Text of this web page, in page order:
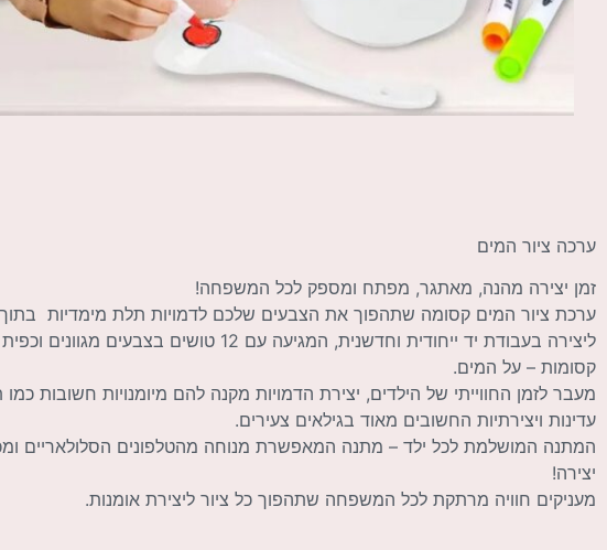
ערכה ציור המים
זמן יצירה מהנה, מאתגר, מפתח ומספק לכל המשפחה!
ערכת ציור המים קסומה שתהפוך את הצבעים שלכם לדמויות תלת מימדיות
ליצירה בעבודת יד ייחודית וחדשנית, המגיעה עם
קסומות – על המים.
מעבר לזמן החווייתי של הילדים, יצירת הדמויות מקנה להם מיומנויות חשובות כמו
עדינות ויצירתיות החשובים מאוד בגילאים צעירים.
המתנה המושלמת לכל ילד – מתנה המאפשרת מנוחה מהטלפונים הסלולאריים
יצירה!
מעניקים חוויה מרתקת לכל המשפחה שתהפוך כל ציור ליצירת אומנות.